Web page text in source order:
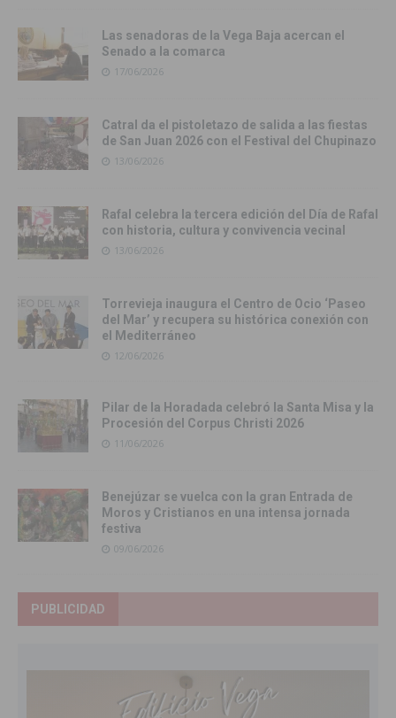
Las senadoras de la Vega Baja acercan el
Senado a la comarca
17/06/2026
Catral da el pistoletazo de salida a las fiestas
de San Juan 2026 con el Festival del Chupinazo
13/06/2026
Rafal celebra la tercera edición del Día de Rafal
con historia, cultura y convivencia vecinal
13/06/2026
Torrevieja inaugura el Centro de Ocio ‘Paseo
del Mar’ y recupera su histórica conexión con
el Mediterráneo
12/06/2026
Pilar de la Horadada celebró la Santa Misa y la
Procesión del Corpus Christi 2026
11/06/2026
Benejúzar se vuelca con la gran Entrada de
Moros y Cristianos en una intensa jornada
festiva
09/06/2026
PUBLICIDAD